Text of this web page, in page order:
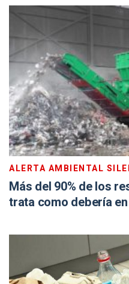
ALERTA AMBIENTAL
Más del 90% de los
trata como debería